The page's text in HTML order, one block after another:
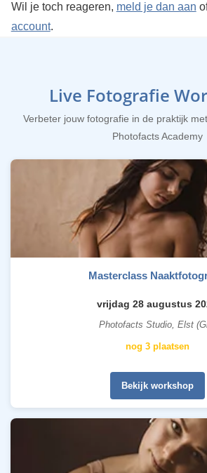
Wil je toch reageren, meld je dan aan
account.
Live Fotografie
Verbeter jouw fotografie in de praktijk
Photofacts Academy
Masterclass
vrijdag 28 augustus
Photofacts Studio, Elst
nog 3 plaatsen
Bekijk workshop